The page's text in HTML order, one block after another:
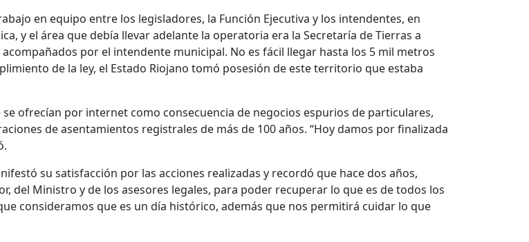
en equipo entre los legisladores, la Función Ejecutiva y los intendentes, en
y el área que debía llevar adelante la operatoria era la Secretaría de Tierras a
por el intendente municipal. No es fácil llegar hasta los 5 mil metros
de la ley, el Estado Riojano tomó posesión de este territorio que estaba
ofrecían por internet como consecuencia de negocios espurios de particulares,
de asentamientos registrales de más de 100 años. “Hoy damos por finalizada
su satisfacción por las acciones realizadas y recordó que hace dos años,
del Ministro y de los asesores legales, para poder recuperar lo que es de todos los
consideramos que es un día histórico, además que nos permitirá cuidar lo que